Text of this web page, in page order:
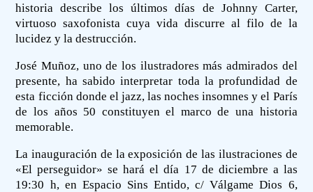
historia describe los últimos días de Johnny Carter,
virtuoso saxofonista cuya vida discurre al filo de la
lucidez y la destrucción.
José Muñoz, uno de los ilustradores más admirados del
presente, ha sabido interpretar toda la profundidad de
esta ficción donde el jazz, las noches insomnes y el París
de los años 50 constituyen el marco de una historia
memorable.
La inauguración de la exposición de las ilustraciones de
«El perseguidor» se hará el día 17 de diciembre a las
19:30 h, en Espacio Sins Entido, c/ Válgame Dios 6,